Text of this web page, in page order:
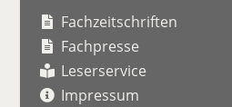
Fachzeitschriften
Fachpresse
Leserservice
Impressum